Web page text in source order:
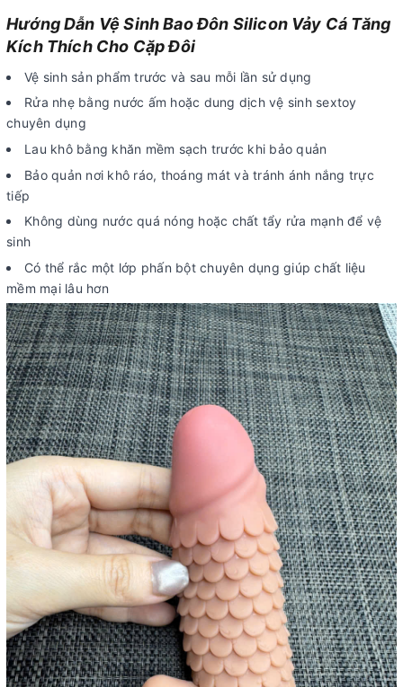
Hướng Dẫn Vệ Sinh Bao Đôn Silicon Vảy Cá Tăng
Kích Thích Cho Cặp Đôi
Vệ sinh sản phẩm trước và sau mỗi lần sử dụng
Rửa nhẹ bằng nước ấm hoặc dung dịch vệ sinh sextoy
chuyên dụng
Lau khô bằng khăn mềm sạch trước khi bảo quản
Bảo quản nơi khô ráo, thoáng mát và tránh ánh nắng trực
tiếp
Không dùng nước quá nóng hoặc chất tẩy rửa mạnh để vệ
sinh
Có thể rắc một lớp phấn bột chuyên dụng giúp chất liệu
mềm mại lâu hơn